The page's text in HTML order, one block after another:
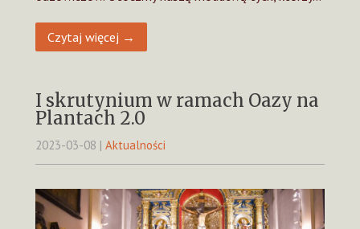
Czytaj więcej →
I skrutynium w ramach Oazy na
Plantach 2.0
2023-03-08 | Aktualności